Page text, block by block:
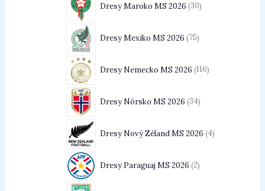
Dresy Maroko MS 2026 30
Dresy Mexiko MS 2026 75
Dresy Nemecko MS 2026 116
Dresy Nórsko MS 2026 34
Dresy Nový Zéland MS 2026 4
Dresy Paraguaj MS 2026 2